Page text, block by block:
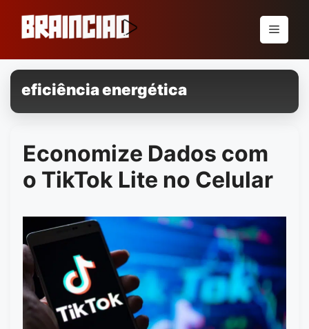
conteúdo
Menu
eficiência energética
Economize Dados com
o TikTok Lite no Celular